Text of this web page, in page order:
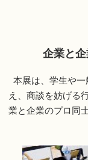
企業と
本展は、学生や
え、商談を妨げる
業と企業のプロ同